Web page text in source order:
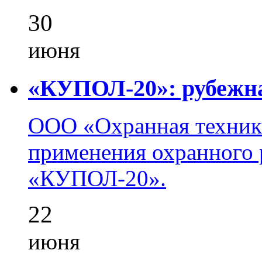
30
июня
«КУПОЛ-20»:
ООО «Охранная
применения охранного
«КУПОЛ-20».
22
июня